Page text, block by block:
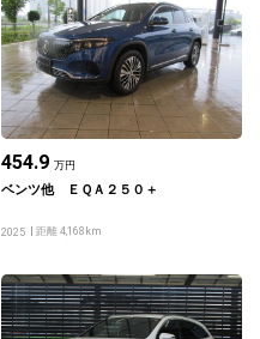
454.9 万円
ベンツ他 ＥＱＡ２５０＋
2025 距離 4,168km